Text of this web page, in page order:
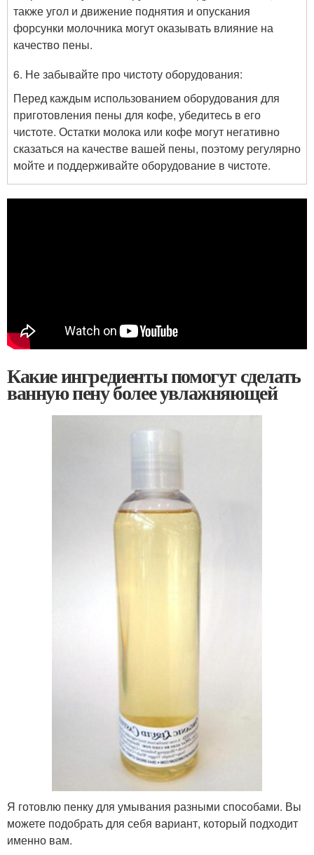
также угол и движение поднятия и опускания
форсунки молочника могут оказывать влияние на
качество пены.
6. Не забывайте про чистоту оборудования:
Перед каждым использованием оборудования для
приготовления пены для кофе, убедитесь в его
чистоте. Остатки молока или кофе могут негативно
сказаться на качестве вашей пены, поэтому регулярно
мойте и поддерживайте оборудование в чистоте.
Какие ингредиенты помогут сделать
ванную пену более увлажняющей
Я готовлю пенку для умывания разными способами. Вы
можете подобрать для себя вариант, который подходит
именно вам.